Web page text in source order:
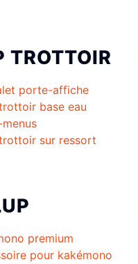
TROTTOIR
porte-affiche
base eau
sur ressort
premium
pour kakémono